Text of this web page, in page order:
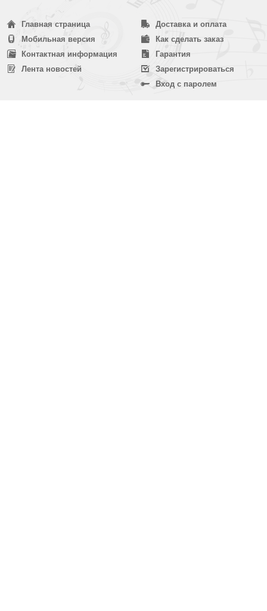
Главная страница
Мобильная версия
Контактная информация
Лента новостей
Доставка и оплата
Как сделать заказ
Гарантия
Зарегистрироваться
Вход с паролем